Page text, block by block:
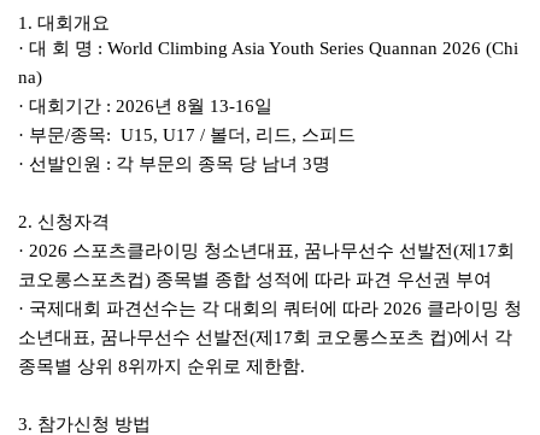
본문
1. 대회개요
· 대 회 명 : World Climbing Asia Youth Series Quannan 2026 (Chi
na)
· 대회기간 : 2026년 8월 13-16일
· 부문/종목: U15, U17 / 볼더 , 리드, 스피드
· 선발인원 : 각 부문의 종목 당 남녀 3명
2. 신청자격
· 2026 스포츠클라이밍 청소년대표, 꿈나무선수 선발전(제 17회
코오롱스포츠컵) 종목별 종합 성적에 따라 파견 우선권 부여
· 국제대회 파견선수는 각 대회의 쿼터에 따라 2026 클라이밍 청
소년대표, 꿈나무선수 선발전(제 17회 코오롱스포츠 컵)에서 각
종목별 상위 8위까지 순위로 제한함.
3. 참가신청 방법